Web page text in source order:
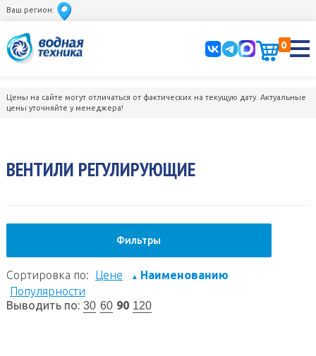
Ваш регион:
0
Цены на сайте могут отличаться от фактических на текущую дату. Актуальные
цены уточняйте у менеджера!
ВЕНТИЛИ РЕГУЛИРУЮЩИЕ
Фильтры
Сортировка по: Цене ▲ Наименованию
Популярности
Выводить по: 30 60 90 120